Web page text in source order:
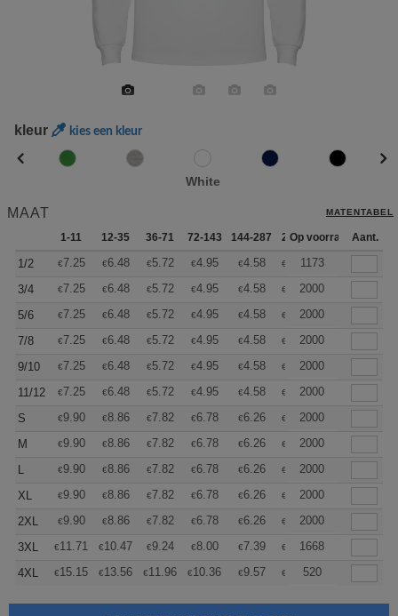
kleur kies een kleur
White
MAAT MATENTABEL
1-11 12-35 36-71 72-143 144-287 288 + Meer
Op voorraadAant.
1/2 €7.25 €6.48 €5.72 €4.95 €4.58 € 4.391173
3/4
€7.25 €6.48 €5.72 €4.95 €4.58 € 4.39
2000
5/6
€7.25 €6.48 €5.72 €4.95 €4.58 € 4.39
2000
7/8
€7.25 €6.48 €5.72 €4.95 €4.58 € 4.39
2000
9/10
€7.25 €6.48 €5.72 €4.95 €4.58 € 4.39
2000
11/12
€7.25 €6.48 €5.72 €4.95 €4.58 € 4.39
2000
S
€9.90 €8.86 €7.82 €6.78 €6.26 € 5.99
2000
M
€9.90 €8.86 €7.82 €6.78 €6.26 € 5.99
2000
L
€9.90 €8.86 €7.82 €6.78 €6.26 € 5.99
2000
XL
€9.90 €8.86 €7.82 €6.78 €6.26 € 5.99
2000
2XL
€9.90 €8.86 €7.82 €6.78 €6.26 € 5.99
2000
3XL
€11.71 €10.47 €9.24 €8.00 €7.39 € 7.081668
4XL
€15.15 €13.56 €11.96 €10.36 €9.57 € 9.17520